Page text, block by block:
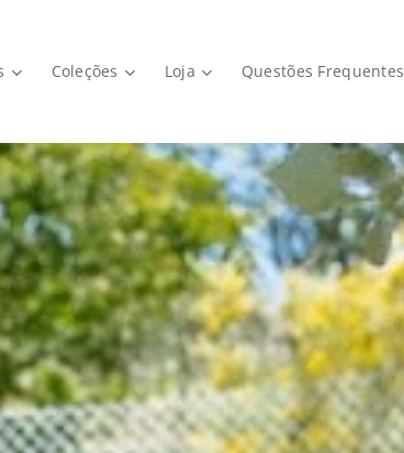
Coleções Loja Questões Frequentes